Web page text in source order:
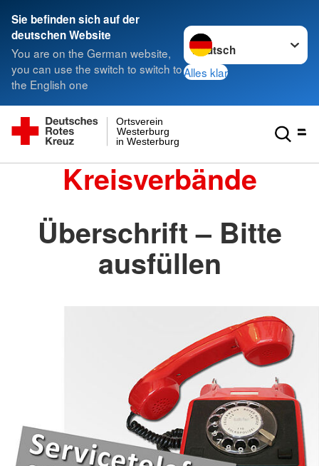
Sie befinden sich auf der
deutschen Website
You are on the German website,
you can use the switch to switch to
the English one
Sprache wechseln zu
Alles klar
in Westerburg
Westerburg
Ortsverein
Kreisverbände
Überschrift – Bitte
ausfüllen